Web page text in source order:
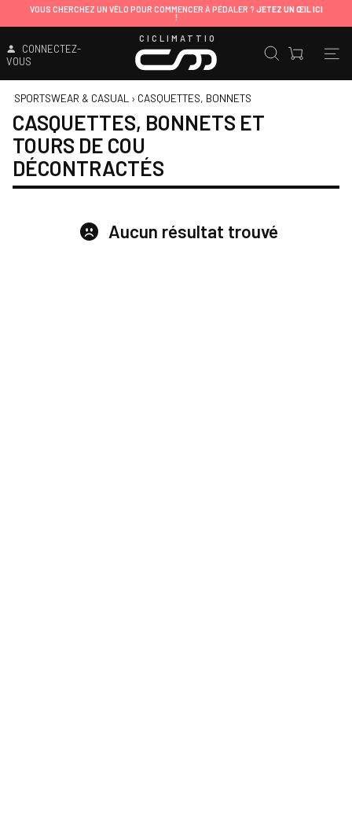
VOUS CHERCHEZ UN VÉLO POUR COMMENCER À PÉDALER ? JETEZ UN ŒIL ICI
!
CONNECTEZ-
VOUS
CICLIMATTIO
SPORTSWEAR & CASUAL › CASQUETTES, BONNETS
CASQUETTES, BONNETS ET
TOURS DE COU
DÉCONTRACTÉS
Aucun résultat trouvé